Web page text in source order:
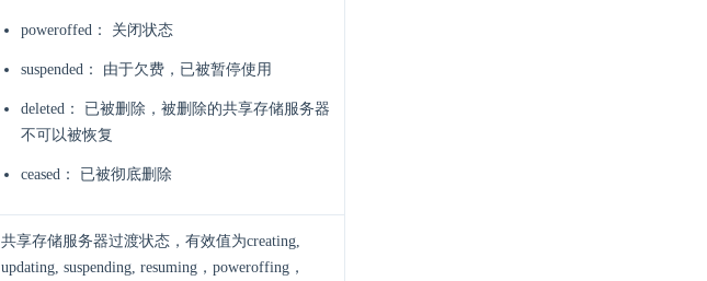
poweroffed： 关闭状态
suspended： 由于欠费，已被暂停使用
deleted： 已被删除，被删除的共享存储服务器
不可以被恢复
ceased： 已被彻底删除
共享存储服务器过渡状态，有效值为creating,
updating, suspending, resuming，poweroffing，